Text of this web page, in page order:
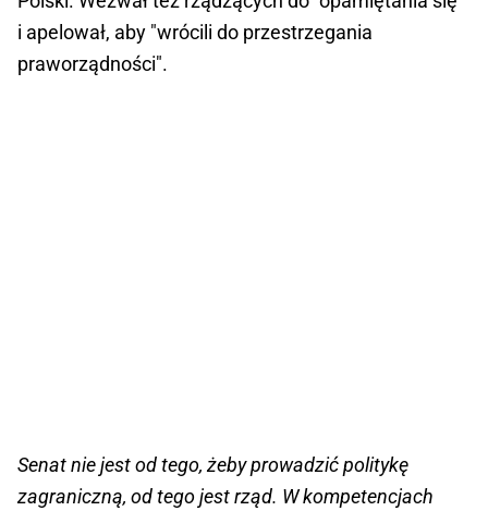
i apelował, aby "wrócili do przestrzegania
praworządności".
Senat nie jest od tego, żeby prowadzić politykę
zagraniczną, od tego jest rząd. W kompetencjach